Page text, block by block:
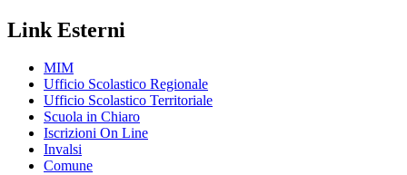
Link Esterni
MIM
Ufficio Scolastico Regionale
Ufficio Scolastico Territoriale
Scuola in Chiaro
Iscrizioni On Line
Invalsi
Comune